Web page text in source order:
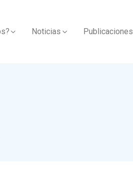
Noticias Publicaciones